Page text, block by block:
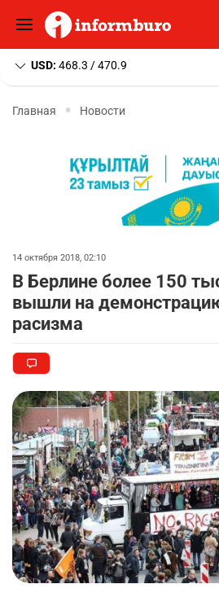
USD: 468.3 / 470.9
Главная Новости
14 октября 2018, 02:10
В Берлине более 150
вышли на
расизма